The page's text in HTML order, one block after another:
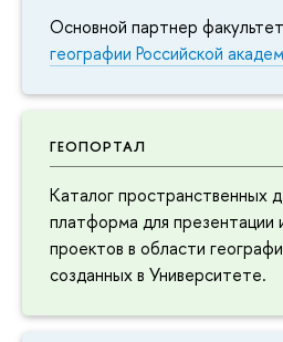
Основной партнер
географии Российской
ГЕОПОРТАЛ
Каталог пространственных
платформа для презентации
проектов в области
созданных в Университете.